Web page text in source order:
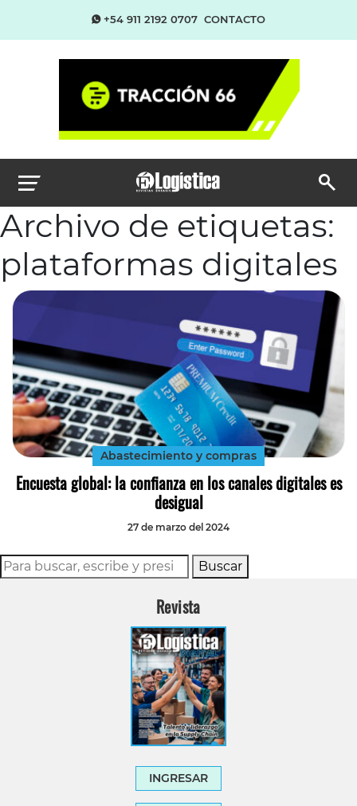
+54 911 2192 0707 CONTACTO
Archivo de etiquetas:
plataformas digitales
Abastecimiento y compras
Encuesta global: la confianza en los canales digitales es
desigual
27 de marzo del 2024
Buscar
Revista
INGRESAR